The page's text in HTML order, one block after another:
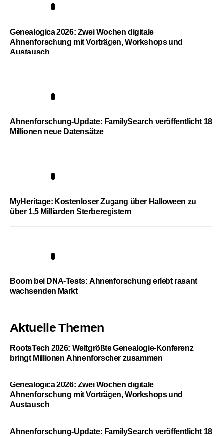
Genealogica 2026: Zwei Wochen digitale
Ahnenforschung mit Vorträgen, Workshops und
Austausch
Ahnenforschung-Update: FamilySearch veröffentlicht 18
Millionen neue Datensätze
MyHeritage: Kostenloser Zugang über Halloween zu
über 1,5 Milliarden Sterberegistern
Boom bei DNA-Tests: Ahnenforschung erlebt rasant
wachsenden Markt
Aktuelle Themen
RootsTech 2026: Weltgrößte Genealogie-Konferenz
bringt Millionen Ahnenforscher zusammen
Genealogica 2026: Zwei Wochen digitale
Ahnenforschung mit Vorträgen, Workshops und
Austausch
Ahnenforschung-Update: FamilySearch veröffentlicht 18